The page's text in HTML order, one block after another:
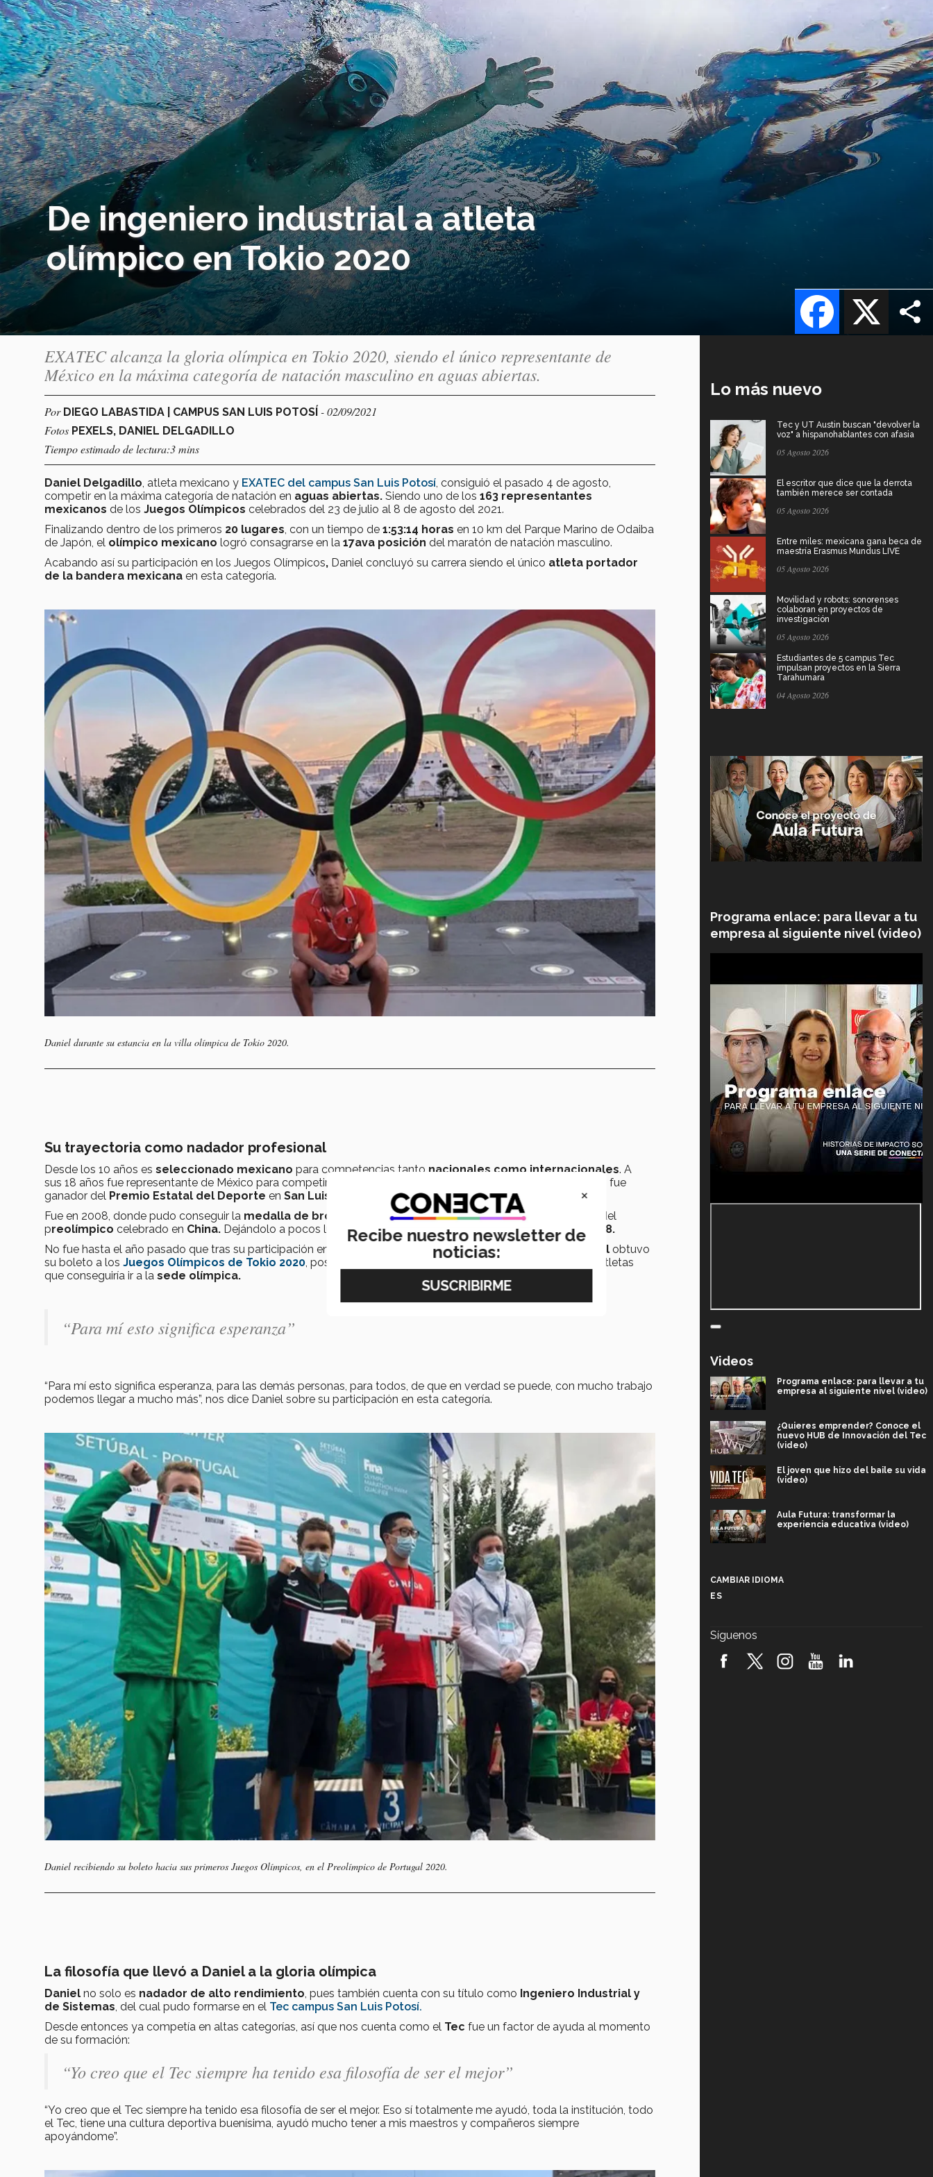
De ingeniero industrial a atleta
olímpico en Tokio 2020
X
Facebook
EXATEC alcanza la gloria olímpica en Tokio 2020, siendo el único representante de
México en la máxima categoría de natación masculino en aguas abiertas.
Por DIEGO LABASTIDA | CAMPUS SAN LUIS POTOSÍ - 02/09/2021
Fotos PEXELS, DANIEL DELGADILLO
Tiempo estimado de lectura:3 mins
Daniel Delgadillo , atleta mexicano y EXATEC del campus San Luis Potosí , consiguió el pasado 4 de agosto,
competir en la máxima categoría de natación en aguas abiertas. Siendo uno de los 163 representantes
mexicanos de los Juegos Olímpicos celebrados del 23 de julio al 8 de agosto del 2021.
Finalizando dentro de los primeros 20 lugares , con un tiempo de 1:53:14 horas en 10 km del Parque Marino de Odaiba
de Japón, el olímpico mexicano logró consagrarse en la 17ava posición del maratón de natación masculino.
Acabando así su participación en los Juegos Olímpicos, Daniel concluyó su carrera siendo el único atleta portador
de la bandera mexicana en esta categoría.
Daniel durante su estancia en la villa olímpica de Tokio 2020.
Su trayectoria como nadador profesional
Desde los 10 años es seleccionado mexicano para competencias tanto nacionales como internacionales. A
sus 18 años fue representante de México para competir en los
y en 2015 fue
ganador del Premio Estatal del Deporte en San Luis Potosí.
Fue en 2008, donde pudo conseguir la medalla de bronce mil quinientos metros de estilo libre
del
preolímpico celebrado en China. Dejándolo a pocos lugares del sueño olímpico de competir en Beijing 2008.
No fue hasta el año pasado que tras su participación en el
preolímpico de Setúbal, Portugal Daniel obtuvo
su boleto a los Juegos Olímpicos de Tokio 2020, posicionándose en el
, siendo uno de los 15 atletas
que conseguiría ir a la sede olímpica.
“Para mí esto significa esperanza”
“Para mí esto significa esperanza, para las demás personas, para todos, de que en verdad se puede, con mucho trabajo
podemos llegar a mucho más”, nos dice Daniel sobre su participación en esta categoría.
Daniel recibiendo su boleto hacia sus primeros Juegos Olímpicos, en el Preolímpico de Portugal 2020.
La filosofía que llevó a Daniel a la gloria olímpica
Daniel no solo es nadador de alto rendimiento, pues también cuenta con su título como Ingeniero Industrial y
de Sistemas, del cual pudo formarse en el Tec campus San Luis Potosí.
Desde entonces ya competía en altas categorías, así que nos cuenta como el Tec fue un factor de ayuda al momento
de su formación:
“Yo creo que el Tec siempre ha tenido esa filosofía de ser el mejor”
“Yo creo que el Tec siempre ha tenido esa filosofía de ser el mejor. Eso sí totalmente me ayudó, toda la institución, todo
el Tec, tiene una cultura deportiva buenísima, ayudó mucho tener a mis maestros y compañeros siempre
apoyándome”.
Lo más nuevo
Tec y UT Austin buscan "devolver la
voz" a hispanohablantes con afasia
05 Agosto 2026
El escritor que dice que la derrota
también merece ser contada
05 Agosto 2026
Entre miles: mexicana gana beca de
maestría Erasmus Mundus LIVE
05 Agosto 2026
Movilidad y robots: sonorenses
colaboran en proyectos de
investigación
05 Agosto 2026
Estudiantes de 5 campus Tec
impulsan proyectos en la Sierra
Tarahumara
04 Agosto 2026
Programa enlace: para llevar a tu
empresa al siguiente nivel (video)
Videos
Programa enlace: para llevar a tu
empresa al siguiente nivel (video)
¿Quieres emprender? Conoce el
nuevo HUB de Innovación del Tec
(video)
El joven que hizo del baile su vida
(video)
Aula Futura: transformar la
experiencia educativa (video)
robótica FIRST 2026! (video)
CAMBIAR IDIOMA
ES
Síguenos
×
Recibe nuestro newsletter de
noticias: